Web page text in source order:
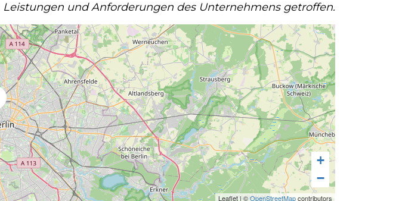
und Anforderungen des Unternehmens getroffen.
+
−
Leaflet|©OpenStreetMapcontributors